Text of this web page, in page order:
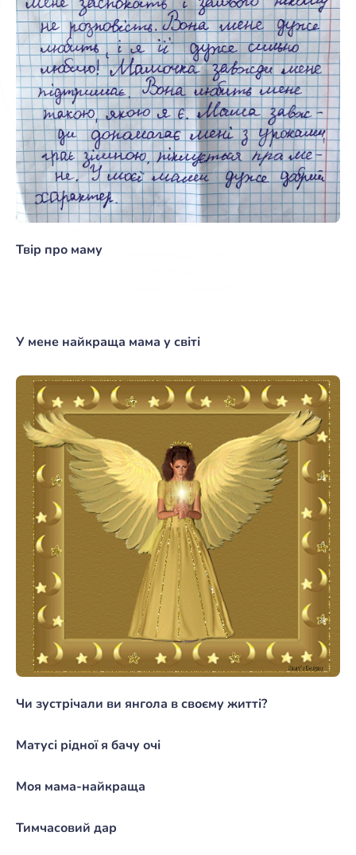
Твір про маму
У мене найкраща мама у світі
Чи зустрічали ви янгола в своєму житті?
Матусі рідної я бачу очі
Моя мама-найкраща
Тимчасовий дар